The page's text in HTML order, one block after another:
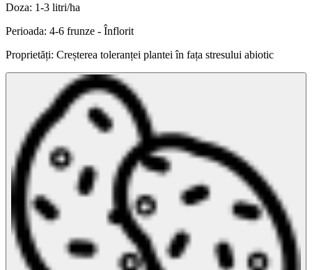
Doza: 1-3 litri/ha
Perioada: 4-6 frunze - Înflorit
Proprietăți: Creșterea toleranței plantei în fața stresului abiotic